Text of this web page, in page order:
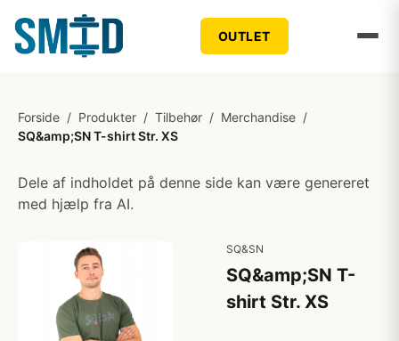
OUTLET
Forside / Produkter / Tilbehør / Merchandise /
SQ&amp;SN T-shirt Str. XS
Dele af indholdet på denne side kan være genereret
med hjælp fra AI.
SQ&SN
SQ&amp;SN T-
shirt Str. XS